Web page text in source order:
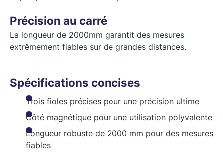
Précision au carré
La longueur de 2000mm garantit des mesures
extrêmement fiables sur de grandes distances.
Spécifications concises
Trois fioles précises pour une précision ultime
Côté magnétique pour une utilisation polyvalente
Longueur robuste de 2000 mm pour des mesures
fiables